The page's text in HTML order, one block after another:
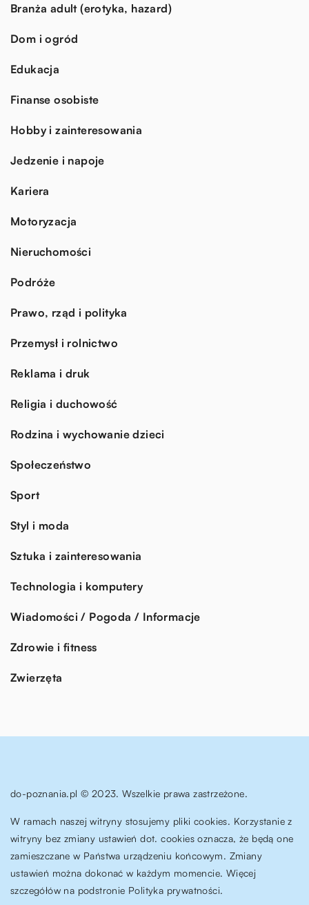
Branża adult (erotyka, hazard)
Dom i ogród
Edukacja
Finanse osobiste
Hobby i zainteresowania
Jedzenie i napoje
Kariera
Motoryzacja
Nieruchomości
Podróże
Prawo, rząd i polityka
Przemysł i rolnictwo
Reklama i druk
Religia i duchowość
Rodzina i wychowanie dzieci
Społeczeństwo
Sport
Styl i moda
Sztuka i zainteresowania
Technologia i komputery
Wiadomości / Pogoda / Informacje
Zdrowie i fitness
Zwierzęta
do-poznania.pl © 2023. Wszelkie prawa zastrzeżone.
W ramach naszej witryny stosujemy pliki cookies. Korzystanie z
witryny bez zmiany ustawień dot. cookies oznacza, że będą one
zamieszczane w Państwa urządzeniu końcowym. Zmiany
ustawień można dokonać w każdym momencie. Więcej
szczegółów na podstronie Polityka prywatności.